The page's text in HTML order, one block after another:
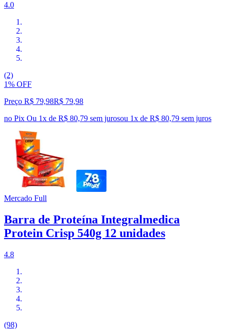
4.0
(2)
1% OFF
Preço R$ 79,98R$ 79,98
no Pix Ou 1x de R$ 80,79 sem jurosou 1x de R$ 80,79 sem juros
Mercado Full
Barra de Proteína Integralmedica
Protein Crisp 540g 12 unidades
4.8
(98)